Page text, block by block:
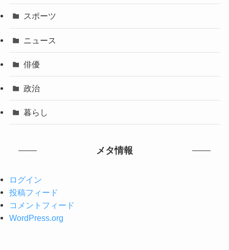
スポーツ
ニュース
俳優
政治
暮らし
メタ情報
ログイン
投稿フィード
コメントフィード
WordPress.org